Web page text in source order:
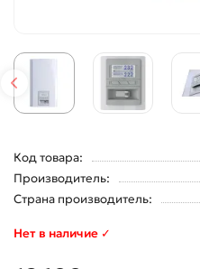
Код товара:
Производитель:
Страна производитель:
Нет в наличие ✓